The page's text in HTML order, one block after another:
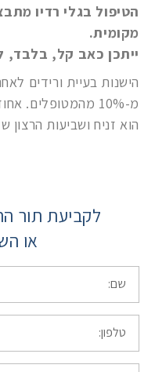
לקביעת תור התקשרו
או
הטיפול בגלי רדיו
מקומית.
ייתכן כאב קל, בלבד,
הישנות בעיית ורידים
מ-10%
הוא זניח ושביעות